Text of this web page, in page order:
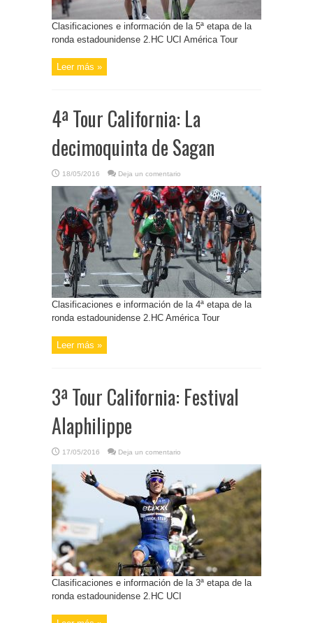
Clasificaciones e información de la 5ª etapa de la
ronda estadounidense 2.HC UCI América Tour
Leer más »
4ª Tour California: La
decimoquinta de Sagan
18/05/2016 Deja un comentario
Clasificaciones e información de la 4ª etapa de la
ronda estadounidense 2.HC América Tour
Leer más »
3ª Tour California: Festival
Alaphilippe
17/05/2016 Deja un comentario
Clasificaciones e información de la 3ª etapa de la
ronda estadounidense 2.HC UCI